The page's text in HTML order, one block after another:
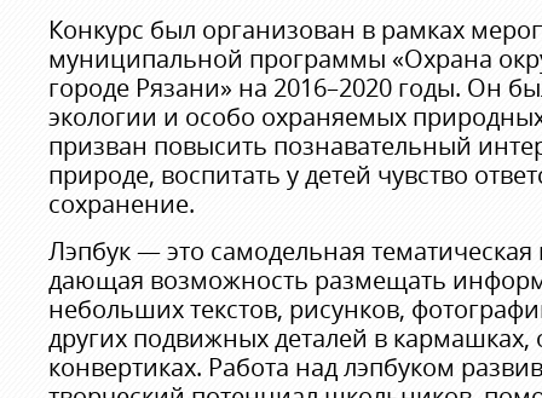
Конкурс был организован в рамках
муниципальной программы «Охрана
городе Рязани» на 2016–2020 годы. Он
экологии и особо охраняемых
призван повысить познавательный
природе, воспитать у детей чувство
сохранение.
Лэпбук — это самодельная
дающая возможность размещать
небольших текстов, рисунков,
других подвижных деталей в кармашках,
конвертиках. Работа над лэпбуком